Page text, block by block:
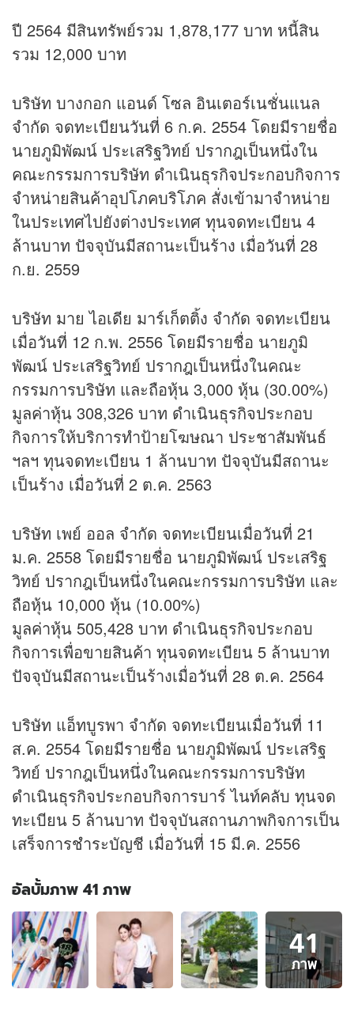
ปี 2564 มีสินทรัพย์รวม 1,878,177 บาท หนี้สิน
รวม 12,000 บาท
บริษัท บางกอก แอนด์ โซล อินเตอร์เนชั่นแนล
จำกัด จดทะเบียนวันที่ 6 ก.ค. 2554 โดยมีรายชื่อ
นายภูมิพัฒน์ ประเสริฐวิทย์ ปรากฎเป็นหนึ่งใน
คณะกรรมการบริษัท ดำเนินธุรกิจประกอบกิจการ
จำหน่ายสินค้าอุปโภคบริโภค สั่งเข้ามาจำหน่าย
ในประเทศไปยังต่างประเทศ ทุนจดทะเบียน 4
ล้านบาท ปัจจุบันมีสถานะเป็นร้าง เมื่อวันที่ 28
ก.ย. 2559
บริษัท มาย ไอเดีย มาร์เก็ตติ้ง จำกัด จดทะเบียน
เมื่อวันที่ 12 ก.พ. 2556 โดยมีรายชื่อ นายภูมิ
พัฒน์ ประเสริฐวิทย์ ปรากฎเป็นหนึ่งในคณะ
กรรมการบริษัท และถือหุ้น 3,000 หุ้น (30.00%)
มูลค่าหุ้น 308,326 บาท ดำเนินธุรกิจประกอบ
กิจการให้บริการทำป้ายโฆษณา ประชาสัมพันธ์
ฯลฯ ทุนจดทะเบียน 1 ล้านบาท ปัจจุบันมีสถานะ
เป็นร้าง เมื่อวันที่ 2 ต.ค. 2563
บริษัท เพย์ ออล จำกัด จดทะเบียนเมื่อวันที่ 21
ม.ค. 2558 โดยมีรายชื่อ นายภูมิพัฒน์ ประเสริฐ
วิทย์ ปรากฎเป็นหนึ่งในคณะกรรมการบริษัท และ
ถือหุ้น 10,000 หุ้น (10.00%)
มูลค่าหุ้น 505,428 บาท ดำเนินธุรกิจประกอบ
กิจการเพื่อขายสินค้า ทุนจดทะเบียน 5 ล้านบาท
ปัจจุบันมีสถานะเป็นร้างเมื่อวันที่ 28 ต.ค. 2564
บริษัท แอ็ทบูรพา จำกัด จดทะเบียนเมื่อวันที่ 11
ส.ค. 2554 โดยมีรายชื่อ นายภูมิพัฒน์ ประเสริฐ
วิทย์ ปรากฎเป็นหนึ่งในคณะกรรมการบริษัท
ดำเนินธุรกิจประกอบกิจการบาร์ ไนท์คลับ ทุนจด
ทะเบียน 5 ล้านบาท ปัจจุบันสถานภาพกิจการเป็น
เสร็จการชำระบัญชี เมื่อวันที่ 15 มี.ค. 2556
อัลบั้มภาพ 41 ภาพ
อัลบั้ม
ภาพ
41
ภาพ
ของ
41
ภาพ